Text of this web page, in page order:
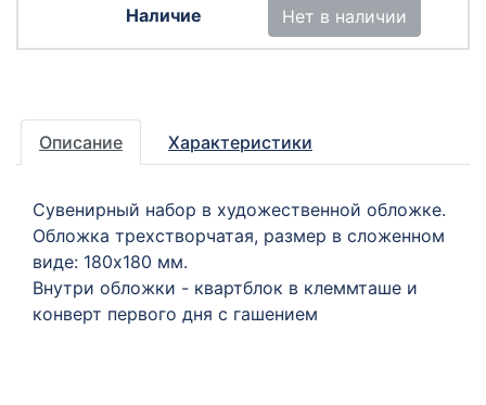
Нет в наличии
Описание Характеристики
Сувенирный набор в художественной обложке.
Обложка трехстворчатая, размер в сложенном
виде: 180х180 мм.
Внутри обложки - квартблок в клеммташе и
конверт первого дня с гашением